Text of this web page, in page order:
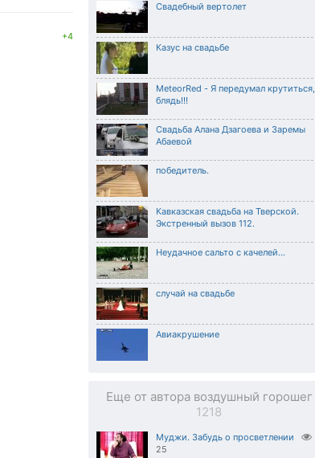
Свадебный вертолет
Казус на свадьбе
MeteorRed - Я передумал крутиться,
блядь!!!
Свадьба Алана Дзагоева и Заремы
Абаевой
победитель.
Кавказская свадьба на Тверской.
Экстренный вызов 112.
Неудачное сальто с качелей...
случай на свадьбе
Авиакрушение
Еще от автора воздушный горошег
1218
Муджи. Забудь о просветлении
25
+4